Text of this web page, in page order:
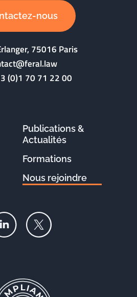
nous
75016 Paris
(0)1 70 71 22 00
Publications &
Actualités
Formations
Nous rejoindre